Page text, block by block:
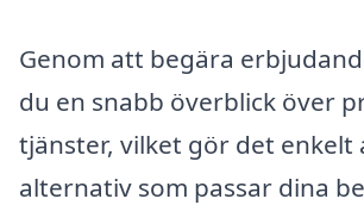
Genom att begära
du en snabb överblick över
tjänster, vilket gör det enkelt
alternativ som passar dina